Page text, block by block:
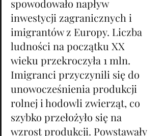
spowodowało napływ
inwestycji zagranicznych i
imigrantów z Europy. Liczba
ludności na początku XX
wieku przekroczyła 1 mln.
Imigranci przyczynili się do
unowocześnienia produkcji
rolnej i hodowli zwierząt, co
szybko przełożyło się na
wzrost produkcji. Powstawały